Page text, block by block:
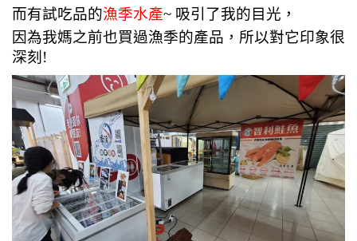
而有試吃品的漁季水產~ 吸引了我的目光，
因為我媽之前也買過漁季的產品，所以對它印象很
深刻!